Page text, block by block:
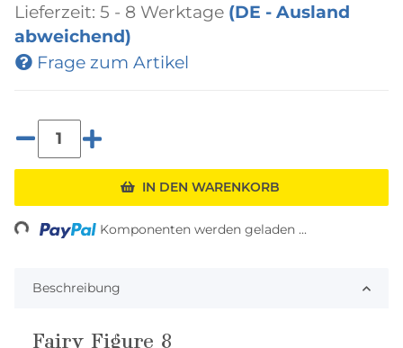
Lieferzeit: 5 - 8 Werktage (DE - Ausland
abweichend)
Frage zum Artikel
IN DEN WARENKORB
Komponenten werden geladen ...
Beschreibung
Fairy Figure 8